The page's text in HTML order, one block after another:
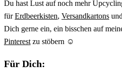
Du hast Lust auf noch mehr
fürErdbeerkisten, Versandkartons und
Dich gerne ein, ein bisschen auf
Pinterest zu stöbern ☺️
Für Dich: